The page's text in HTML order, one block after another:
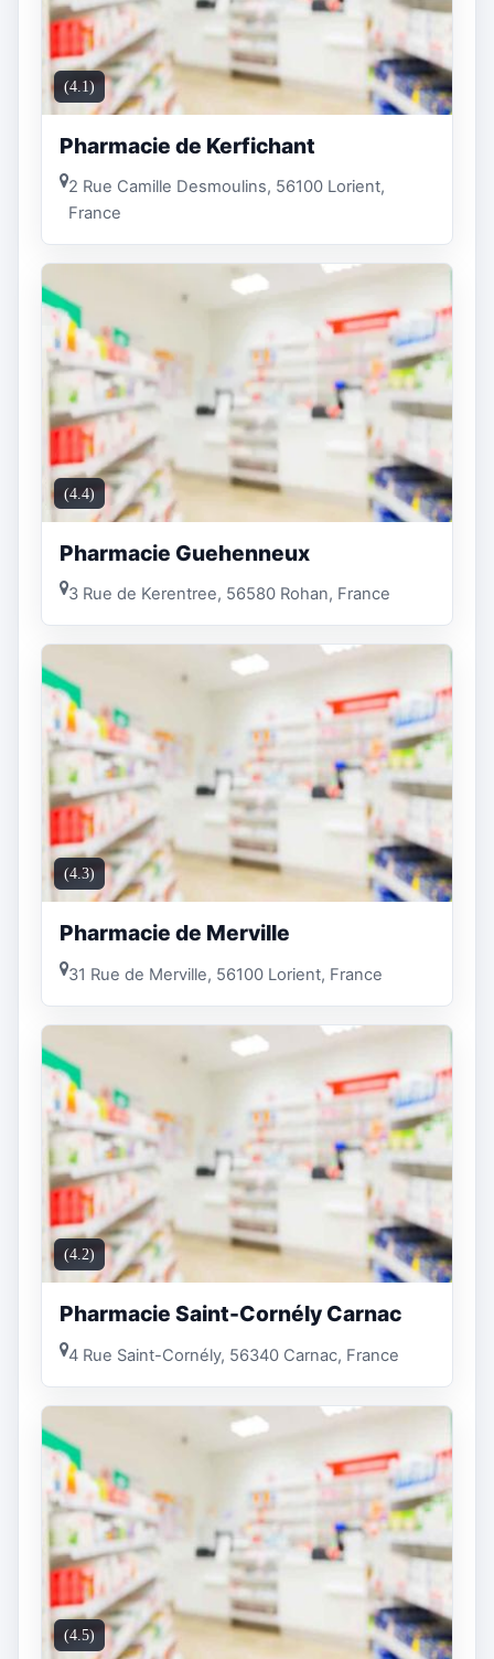
(4.1)
Pharmacie de Kerfichant
2 Rue Camille Desmoulins, 56100 Lorient,
France
(4.4)
Pharmacie Guehenneux
3 Rue de Kerentree, 56580 Rohan, France
(4.3)
Pharmacie de Merville
31 Rue de Merville, 56100 Lorient, France
(4.2)
Pharmacie Saint-Cornély Carnac
4 Rue Saint-Cornély, 56340 Carnac, France
(4.5)